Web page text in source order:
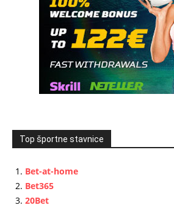
Top športne stavnice
Bet-at-home
Bet365
20Bet